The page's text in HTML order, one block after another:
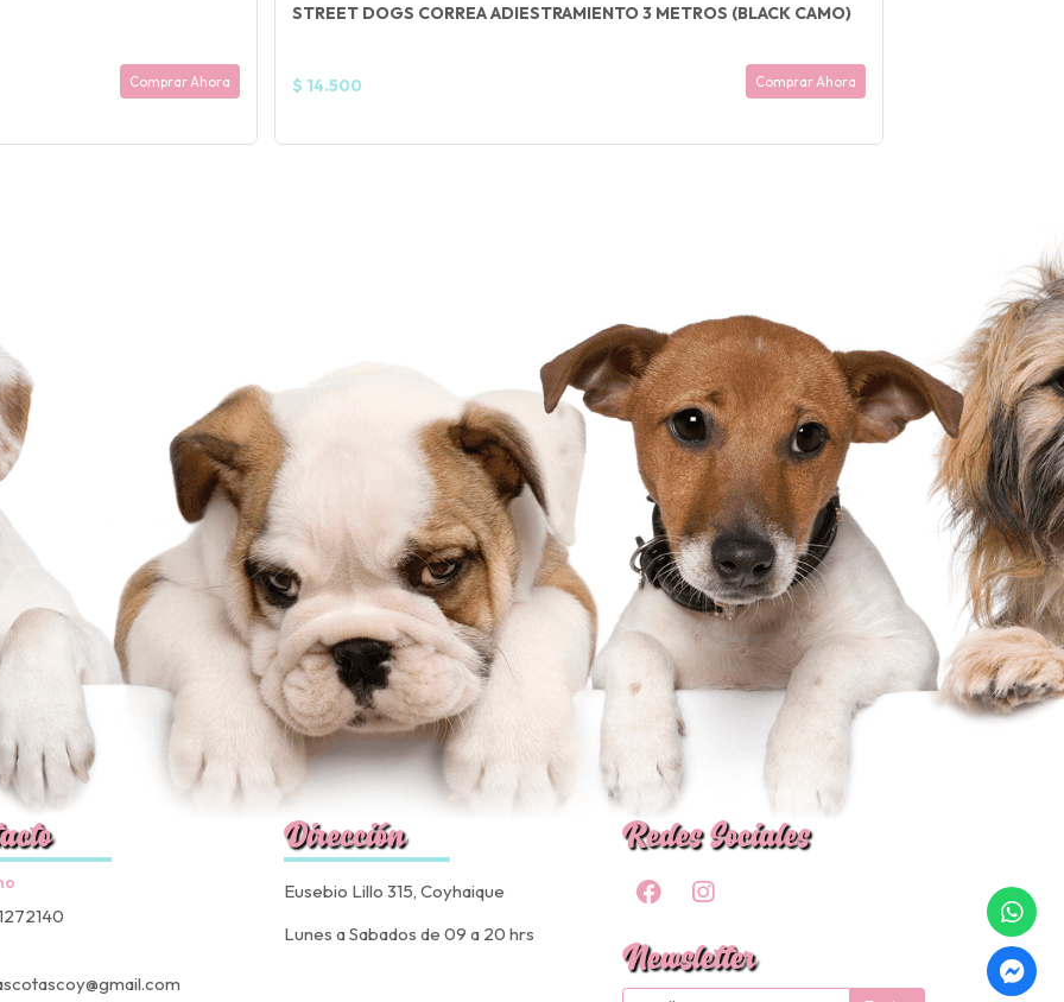
Comprar Ahora
STREET DOGS CORREA ADIESTRAMIENTO 3 METROS (BLACK CAMO)
$ 14.500 Comprar Ahora
Dirección
Eusebio Lillo 315, Coyhaique
Lunes a Sabados de 09 a 20 hrs
Redes Sociales
Newsletter